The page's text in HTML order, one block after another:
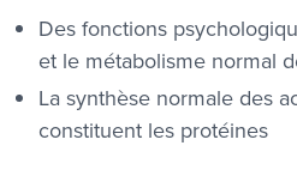
Des fonctions
et le métabolisme normal
La synthèse normale des
constituent les protéines